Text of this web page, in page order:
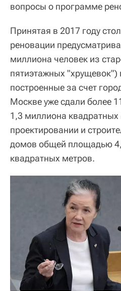
вопросы о программе
Принятая в 2017 году
реновации
миллиона человек из
пятиэтажных "хрущевок")
построенные за счет
Москве уже сдали более
1,3 миллиона квадратных
проектировании и
домов общей площадью
квадратных метров.